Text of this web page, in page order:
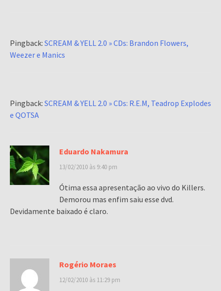
Pingback: SCREAM & YELL 2.0 » CDs: Brandon Flowers,
Weezer e Manics
Pingback: SCREAM & YELL 2.0 » CDs: R.E.M, Teadrop Explodes
e QOTSA
Eduardo Nakamura
13/02/2010 às 9:40 pm
Ótima essa apresentação ao vivo do Killers.
Demorou mas enfim saiu esse dvd.
Devidamente baixado é claro.
Rogério Moraes
12/02/2010 às 11:29 pm